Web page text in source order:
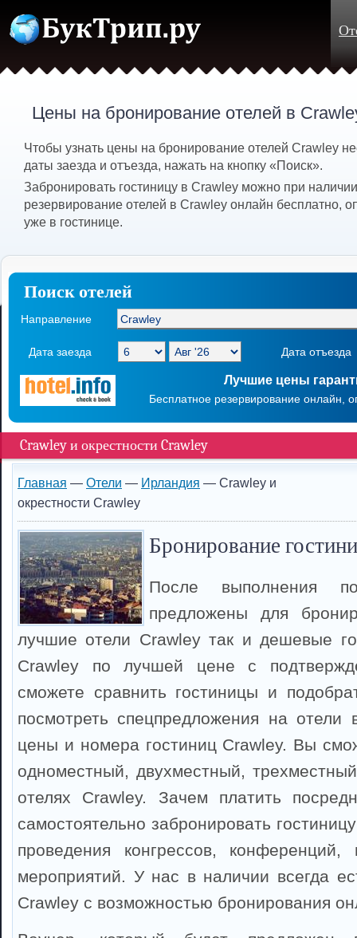
Цены на бронирование отелей в
Чтобы узнать цены на бронирование отелей Crawley
даты заезда и отъезда, нажать на кнопку «Поиск».
Забронировать гостиницу в Crawley можно при
резервирование отелей в Crawley онлайн бесплатно,
уже в гостинице.
Поиск отелей
Направление
Дата заезда Дата отъезда
Лучшие цены
Бесплатное резервирование онлайн,
Crawley и окрестности Crawley
Главная — Отели — Ирландия — Crawley и
окрестности Crawley
Бронирование
После выполнения
предложены для
лучшие отели Crawley так и дешевые
Crawley по лучшей цене с
сможете сравнить гостиницы и
посмотреть спецпредложения на отели
цены и номера гостиниц Crawley. Вы
одноместный, двухместный,
отелях Crawley. Зачем платить
самостоятельно забронировать
проведения конгрессов, конференций,
мероприятий. У нас в наличии всегда
Crawley с возможностью бронирования